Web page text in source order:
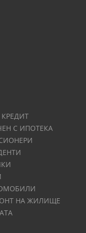
С ИПОТЕКА
НА ЖИЛИЩЕ